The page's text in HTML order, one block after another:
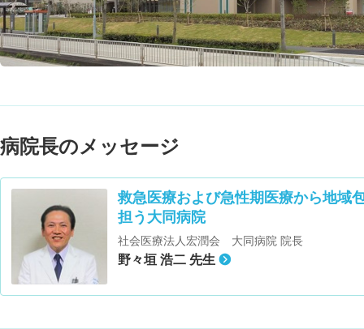
病院長のメッセージ
救急医療および急性期医療から地域
担う大同病院
社会医療法人宏潤会 大同病院 院長
野々垣 浩二 先生